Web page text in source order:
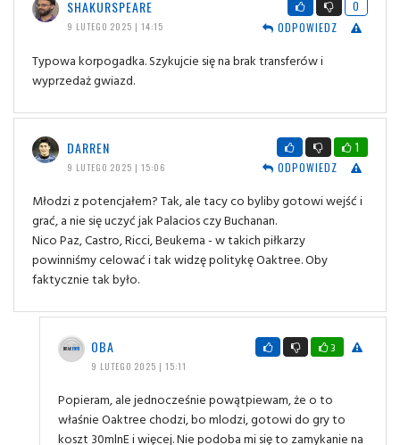
SHAKURSPEARE
9 LUTEGO 2025 | 14:15
0
ODPOWIEDZ
Typowa korpogadka. Szykujcie się na brak transferów i
wyprzedaż gwiazd.
DARREN
9 LUTEGO 2025 | 15:06
1
ODPOWIEDZ
Młodzi z potencjałem? Tak, ale tacy co byliby gotowi wejść i
grać, a nie się uczyć jak Palacios czy Buchanan.
Nico Paz, Castro, Ricci, Beukema - w takich piłkarzy
powinniśmy celować i tak widzę politykę Oaktree. Oby
faktycznie tak było.
OBA
9 LUTEGO 2025 | 15:11
3
Popieram, ale jednocześnie powątpiewam, że o to
właśnie Oaktree chodzi, bo mlodzi, gotowi do gry to
koszt 30mlnE i więcej. Nie podoba mi się to zamykanie na